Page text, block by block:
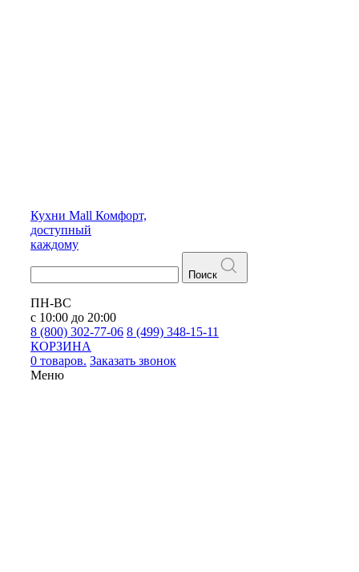
Кухни Mall Комфорт,
доступный
каждому
Поиск
ПН-ВС
с 10:00 до 20:00
8 (800) 302-77-06 8 (499) 348-15-11
КОРЗИНА
0 товаров. Заказать звонок
Меню